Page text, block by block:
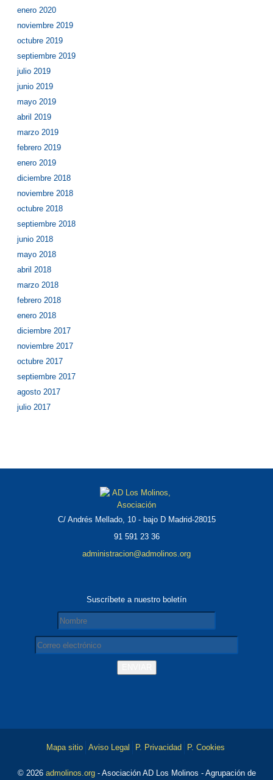
enero 2020
noviembre 2019
octubre 2019
septiembre 2019
julio 2019
junio 2019
mayo 2019
abril 2019
marzo 2019
febrero 2019
enero 2019
diciembre 2018
noviembre 2018
octubre 2018
septiembre 2018
junio 2018
mayo 2018
abril 2018
marzo 2018
febrero 2018
enero 2018
diciembre 2017
noviembre 2017
octubre 2017
septiembre 2017
agosto 2017
julio 2017
C/ Andrés Mellado, 10 - bajo D Madrid-28015
91 591 23 36
administracion@admolinos.org
Suscríbete a nuestro boletín
Mapa sitio Aviso Legal P. Privacidad P. Cookies
© 2026 admolinos.org- Asociación AD Los Molinos - Agrupación de